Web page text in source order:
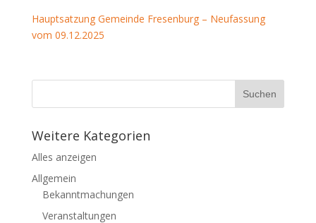
Hauptsatzung Gemeinde Fresenburg – Neufassung
vom 09.12.2025
Weitere Kategorien
Alles anzeigen
Allgemein
Bekanntmachungen
Veranstaltungen